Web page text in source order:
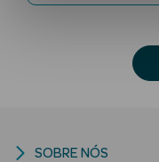
SOBRE NÓS